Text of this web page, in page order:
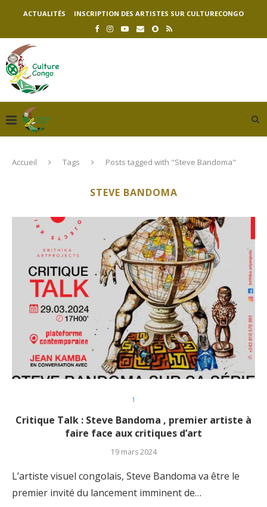
ACTUALITÉS INSCRIPTION DES ARTISTES SUR CULTURECONGO
Accueil Tags Posts tagged with "Steve Bandoma"
STEVE BANDOMA
1
Critique Talk : Steve Bandoma , premier artiste à
faire face aux critiques d’art
19 mars 2024
L’artiste visuel congolais, Steve Bandoma va être le
premier invité du lancement imminent de…